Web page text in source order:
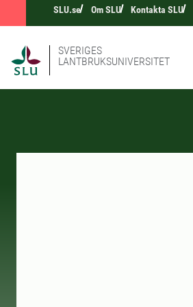
SLU.se Om SLU Kontakta SLU
SVERIGES
LANTBRUKSUNIVERSITET